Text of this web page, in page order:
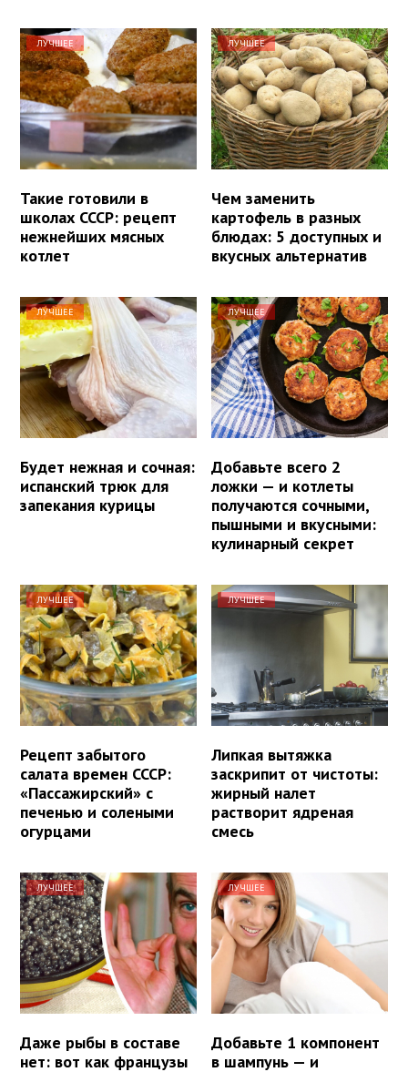
ЛУЧШЕЕ
Такие готовили в
школах СССР: рецепт
нежнейших мясных
котлет
ЛУЧШЕЕ
Чем заменить
картофель в разных
блюдах: 5 доступных и
вкусных альтернатив
ЛУЧШЕЕ
Будет нежная и сочная:
испанский трюк для
запекания курицы
ЛУЧШЕЕ
Добавьте всего 2
ложки — и котлеты
получаются сочными,
пышными и вкусными:
кулинарный секрет
ЛУЧШЕЕ
Рецепт забытого
салата времен СССР:
«Пассажирский» с
печенью и солеными
огурцами
ЛУЧШЕЕ
Липкая вытяжка
заскрипит от чистоты:
жирный налет
растворит ядреная
смесь
ЛУЧШЕЕ
Даже рыбы в составе
нет: вот как французы
ЛУЧШЕЕ
Добавьте 1 компонент
в шампунь — и